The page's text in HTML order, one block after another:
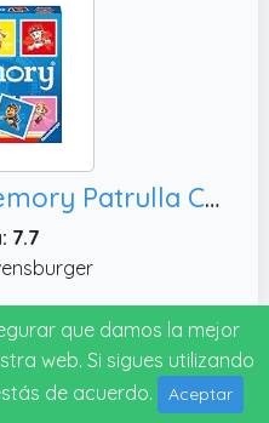
Ravensburger - Memory Patrulla Canina | Juegos De Cartas para Niños | Juegos Infantiles | Ideas Regalo | Memory Juego Niños De 3 Años O Más
7.7
que damos la mejor
web. Si sigues utilizando
de acuerdo.
Aceptar